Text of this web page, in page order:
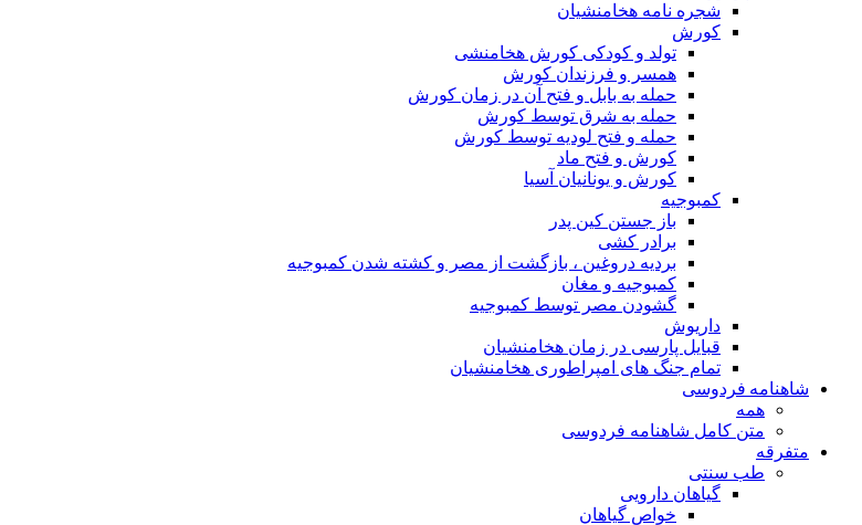
شجره نامه هخامنشیان
کورش
تولد و کودکی کورش هخامنشی
همسر و فرزندان کورش
حمله به بابل و فتح آن در زمان کورش
حمله به شرق توسط کورش
حمله و فتح لودیه توسط کورش
کورش و فتح ماد
کورش و یونانیان آسیا
کمبوجیه
باز جستن کین پدر
برادر کشی
بردیه دروغین ، بازگشت از مصر و کشته شدن کمبوجیه
کمبوجیه و مغان
گشودن مصر توسط کمبوجیه
داریوش
قبایل پارسی در زمان هخامنشیان
تمام جنگ های امپراطوری هخامنشیان
شاهنامه فردوسی
همه
متن کامل شاهنامه فردوسی
متفرقه
طب سنتی
گیاهان دارویی
خواص گیاهان